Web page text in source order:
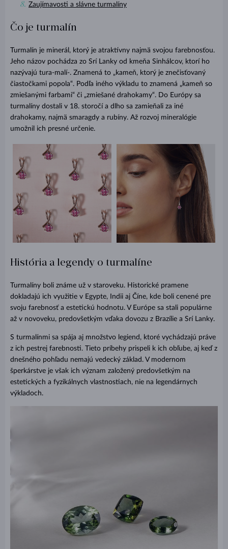
Zaujímavosti a slávne turmalíny
Čo je turmalín
Turmalín je minerál, ktorý je atraktívny najmä svojou farebnosťou.
Jeho názov pochádza zo Srí Lanky od kmeňa Sinhálcov, ktorí ho
nazývajú tura-malí-. Znamená to „kameň, ktorý je znečisťovaný
čiastočkami popola“. Podľa iného výkladu to znamená „kameň so
zmiešanými farbami“ či „zmiešané drahokamy“. Do Európy sa
turmalíny dostali v 18. storočí a dlho sa zamieňali za iné
drahokamy, najmä smaragdy a rubíny. Až rozvoj mineralógie
umožnil ich presné určenie.
História a legendy o turmalíne
Turmalíny boli známe už v staroveku. Historické pramene
dokladajú ich využitie v Egypte, Indii aj Číne, kde boli cenené pre
svoju farebnosť a estetickú hodnotu. V Európe sa stali populárne
až v novoveku, predovšetkým vďaka dovozu z Brazílie a Srí Lanky.
S turmalínmi sa spája aj množstvo legiend, ktoré vychádzajú práve
z ich pestrej farebnosti. Tieto príbehy prispeli k ich obľube, aj keď z
dnešného pohľadu nemajú vedecký základ. V modernom
šperkárstve je však ich význam založený predovšetkým na
estetických a fyzikálnych vlastnostiach, nie na legendárnych
výkladoch.